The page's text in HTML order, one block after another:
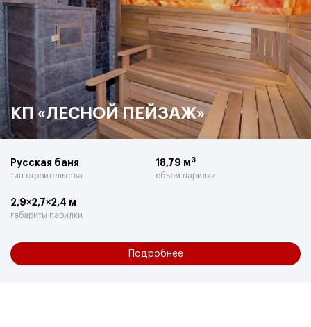
КП «ЛЕСНОЙ ПЕЙЗАЖ»
Русская баня
тип строительства
18,79 м3
объем парилки
2,9×2,7×2,4 м
габариты парилки
Подробнее